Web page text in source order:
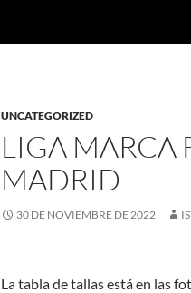
UNCATEGORIZED
LIGA MARCA
MADRID
30 DE NOVIEMBRE DE 2022
La tabla de tallas está en las